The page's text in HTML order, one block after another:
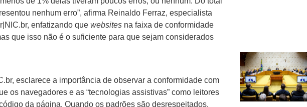
nenhum erro”, afirma Reinaldo Ferraz, especialista
enfatizando que websites na faixa de conformidade
que isso não é o suficiente para que sejam considerados
esclarece a importância de observar a conformidade com
os navegadores e as “tecnologias assistivas” como leitores
da página. Quando os padrões são desrespeitados,